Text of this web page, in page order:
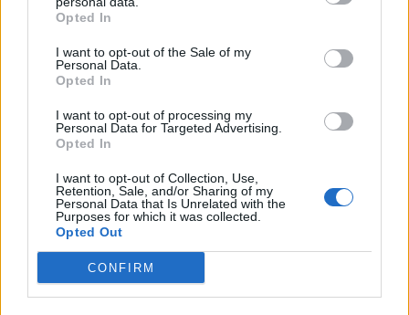
Opted In
I want to opt-out of the Sale of my
Personal Data.
Opted In
I want to opt-out of processing my
Personal Data for Targeted Advertising.
Opted In
I want to opt-out of Collection, Use,
Retention, Sale, and/or Sharing of my
Personal Data that Is Unrelated with the
Purposes for which it was collected.
Opted Out
CONFIRM
Mme Li, en précisant qu'il pouvait contaminer la chaîne
alimentaire et qu'il s'accumulait au sein des organismes
reproduction et leur croissance.